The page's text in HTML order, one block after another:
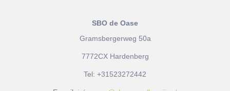
SBO de Oase
Gramsbergerweg 50a
7772CX Hardenberg
Tel: +31523272442